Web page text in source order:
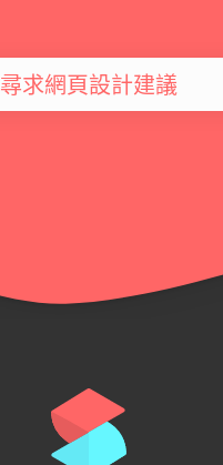
尋求網頁設計建議